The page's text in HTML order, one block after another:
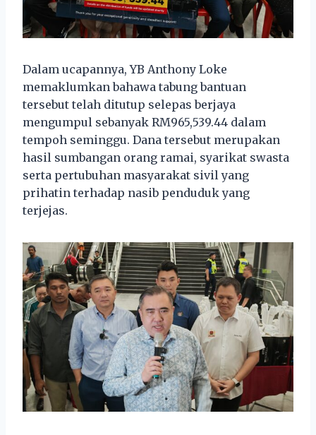
Dalam ucapannya, YB Anthony Loke
memaklumkan bahawa tabung bantuan
tersebut telah ditutup selepas berjaya
mengumpul sebanyak RM965,539.44 dalam
tempoh seminggu. Dana tersebut merupakan
hasil sumbangan orang ramai, syarikat swasta
serta pertubuhan masyarakat sivil yang
prihatin terhadap nasib penduduk yang
terjejas.